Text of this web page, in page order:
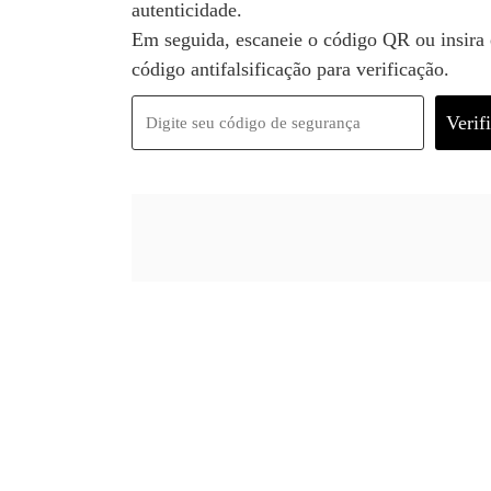
autenticidade.
Em seguida, escaneie o código QR ou insira
código antifalsificação para verificação.
Digite seu código de segurança